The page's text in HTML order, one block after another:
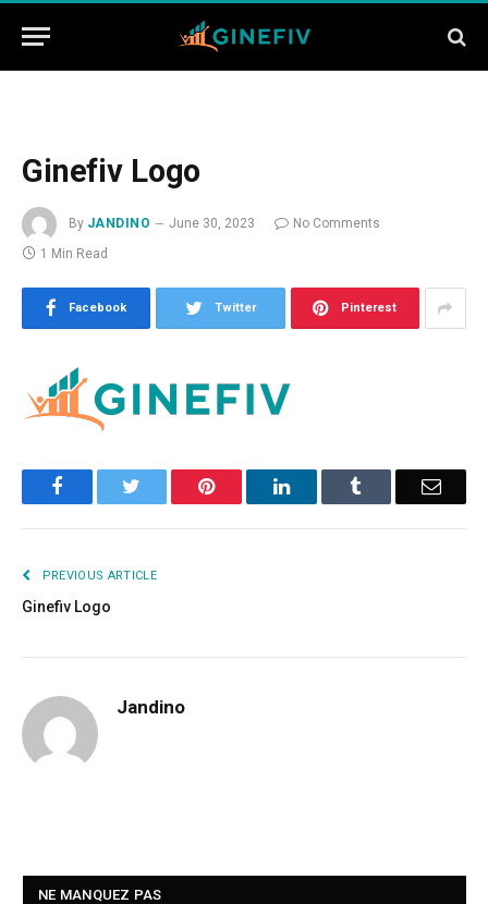
Ginefiv Logo
By JANDINO June 30, 2023
No Comments
1 Min Read
Facebook Twitter Pinterest
Facebook Pinterest LinkedIn Email
PREVIOUS ARTICLE
Ginefiv Logo
Jandino
NE MANQUEZ PAS